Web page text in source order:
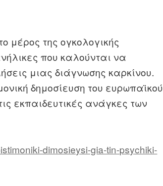
μέρος της ογκολογικής
που καλούνται να
μιας διάγνωσης καρκίνου.
δημοσίευση του ευρωπαϊκού
εκπαιδευτικές ανάγκες των
dimosieysi-gia-tin-psychiki-